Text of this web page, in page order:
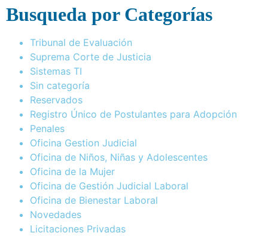
Busqueda por Categorías
Tribunal de Evaluación
Suprema Corte de Justicia
Sistemas TI
Sin categoría
Reservados
Registro Único de Postulantes para Adopción
Penales
Oficina Gestion Judicial
Oficina de Niños, Niñas y Adolescentes
Oficina de la Mujer
Oficina de Gestión Judicial Laboral
Oficina de Bienestar Laboral
Novedades
Licitaciones Privadas